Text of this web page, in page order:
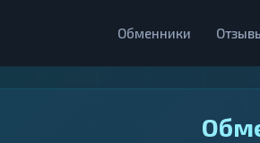
Обменники